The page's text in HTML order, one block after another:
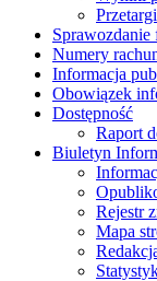
Przetargi
Sprawozdanie
Numery
Informacja
Obowiązek
Dostępność
Raport
Biuletyn
Rejestr
Mapa